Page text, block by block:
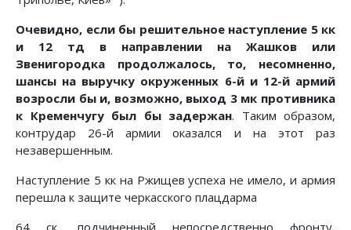
Очевидно, если бы решительное наступление 5 кк
и 12 тд в направлении на Жашков или
Звенигородка продолжалось, то, несомненно,
шансы на выручку окруженных 6-й и 12-й ар­мий
возросли бы и, возможно, выход 3 мк противника
к Кременчугу был бы задержан. Таким образом,
контрудар 26-й армии оказался и на этот раз
незавершенным.
Наступление 5 кк на Ржищев успеха не имело, и армия
перешла к защите черкасского плацдарма